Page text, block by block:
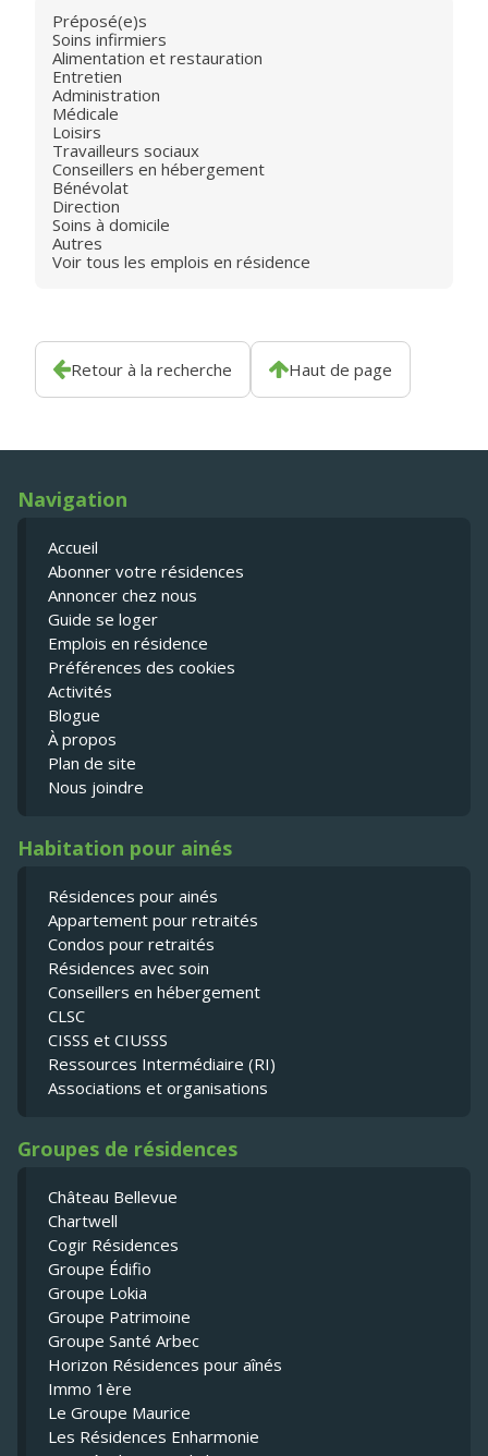
Préposé(e)s
Soins infirmiers
Alimentation et restauration
Entretien
Administration
Médicale
Loisirs
Travailleurs sociaux
Conseillers en hébergement
Bénévolat
Direction
Soins à domicile
Autres
Voir tous les emplois en résidence
Retour à la recherche Haut de page
Navigation
Accueil
Abonner votre résidences
Annoncer chez nous
Guide se loger
Emplois en résidence
Préférences des cookies
Activités
Blogue
À propos
Plan de site
Nous joindre
Habitation pour ainés
Résidences pour ainés
Appartement pour retraités
Condos pour retraités
Résidences avec soin
Conseillers en hébergement
CLSC
CISSS et CIUSSS
Ressources Intermédiaire (RI)
Associations et organisations
Groupes de résidences
Château Bellevue
Chartwell
Cogir Résidences
Groupe Édifio
Groupe Lokia
Groupe Patrimoine
Groupe Santé Arbec
Horizon Résidences pour aînés
Immo 1ère
Le Groupe Maurice
Les Résidences Enharmonie